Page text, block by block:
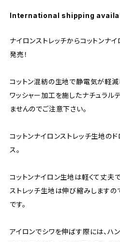
International shipping
ナイロンストレッチからコットンナ
発売！
コットン混紡の生地で静電気が軽減
ワッシャー加工を施したナチュラル
ませんのでご注意下さい。
コットンナイロンストレッチ生地の
ス。
コットンナイロン生地は軽くて丈夫
ストレッチ生地は伸び縮みします
です。
アイロンでシワを伸ばす際には、ハ